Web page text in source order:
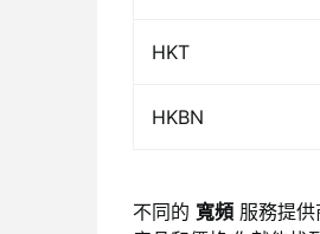
HKT
HKBN
不同的 寬頻 服務提